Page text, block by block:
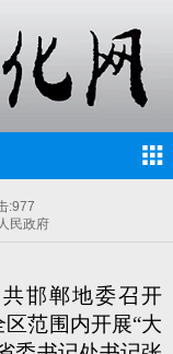
:977
民政府
邯郸地委召开
范围内开展“大